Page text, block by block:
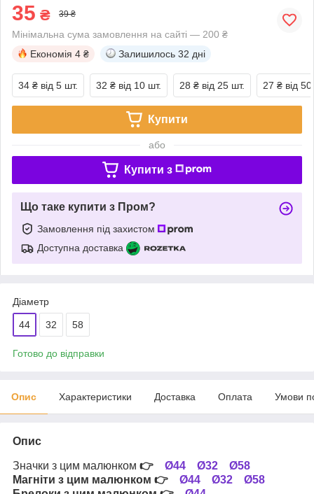
35 ₴ 39 ₴
Мінімальна сума замовлення на сайті — 200 ₴
Економія 4 ₴ Залишилось 32 дні
34 ₴ від 5 шт. 32 ₴ від 10 шт. 28 ₴ від 25 шт. 27 ₴ від
Купити
або
Купити з
Що таке купити з Пром?
Замовлення під захистом
Доступна доставка
Діаметр
44 32 58
Готово до відправки
Опис Характеристики Доставка Оплата Умови
Опис
Значки з цим малюнком 👉 Ø44 Ø32
Ø58
Магніти з цим малюнком 👉 Ø44 Ø32
Ø58